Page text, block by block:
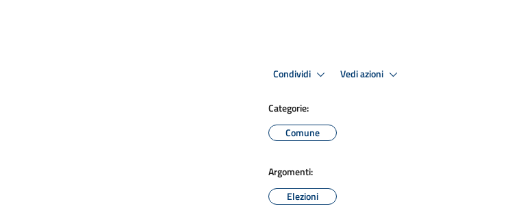
Condividi Vedi azioni
Categorie:
Comune
Argomenti:
Elezioni